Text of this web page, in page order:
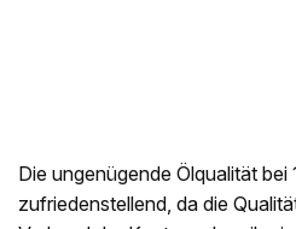
Die ungenügende Ölqualität
zufriedenstellend, da die